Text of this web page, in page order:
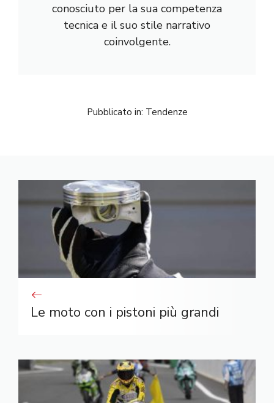
conosciuto per la sua competenza
tecnica e il suo stile narrativo
coinvolgente.
Pubblicato in: Tendenze
Le moto con i pistoni più grandi